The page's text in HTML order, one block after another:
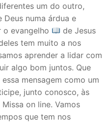
um do outro,
numa árdua e
o evangelho
de Jesus
tem muito a nos
aprender a lidar com
algo bom juntos. Que
mensagem como um
junto conosco, às
Missa on line. Vamos
que tem nos